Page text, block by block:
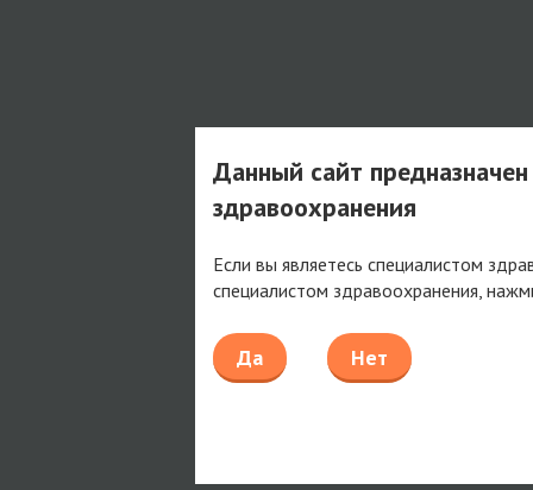
Данный сайт
здравоохранения
Если вы являетесь специалистом
специалистом здравоохранения,
Да Нет